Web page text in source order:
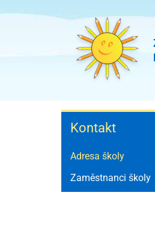
Kontakt
Kontakt
Adresa školy
Zaměstnanci školy